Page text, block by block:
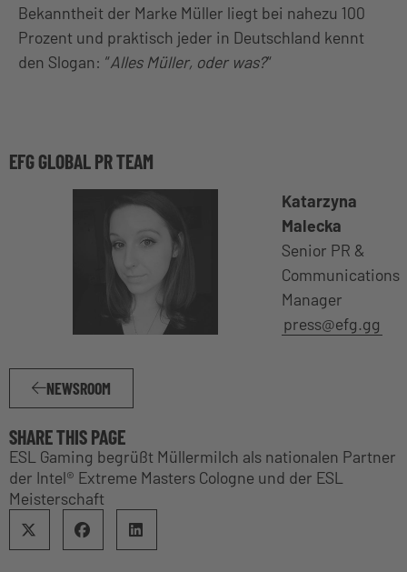
Bekanntheit der Marke Müller liegt bei nahezu 100
Prozent und praktisch jeder in Deutschland kennt
den Slogan: “Alles Müller, oder was?“
EFG GLOBAL PR TEAM
Katarzyna
Malecka
Senior PR &
Communications
Manager
press@efg.gg
NEWSROOM
SHARE THIS PAGE
ESL Gaming begrüßt Müllermilch als nationalen Partner
der Intel® Extreme Masters Cologne und der ESL
Meisterschaft